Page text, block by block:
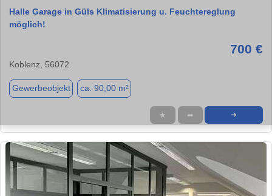
Halle Garage in Güls Klimatisierung u. Feuchtereglung
möglich!
700 €
Koblenz, 56072
Gewerbeobjekt ca. 90,00 m²
★ ➦ ➜